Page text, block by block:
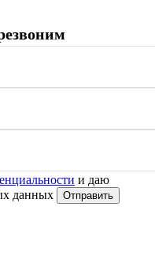
и даю
данных
Отправить